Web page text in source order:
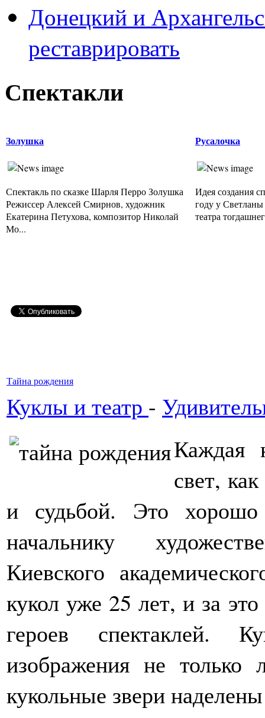
Донецкий и
реставрировать
Спектакли
Золушка
Спектакль по сказке Шарля Перро Золушка
Режиссер Алексей Смирнов, художник
Екатерина Петухова, композитор Николай
Мо...
Русалочка
Идея создания
году у
театра
Тайна рождения
Куклы и театр -
Каждая
свет,
и судьбой. Это
начальнику
Киевского
кукол уже 25 лет, и за
героев спектаклей.
изображения не
кукольные звери